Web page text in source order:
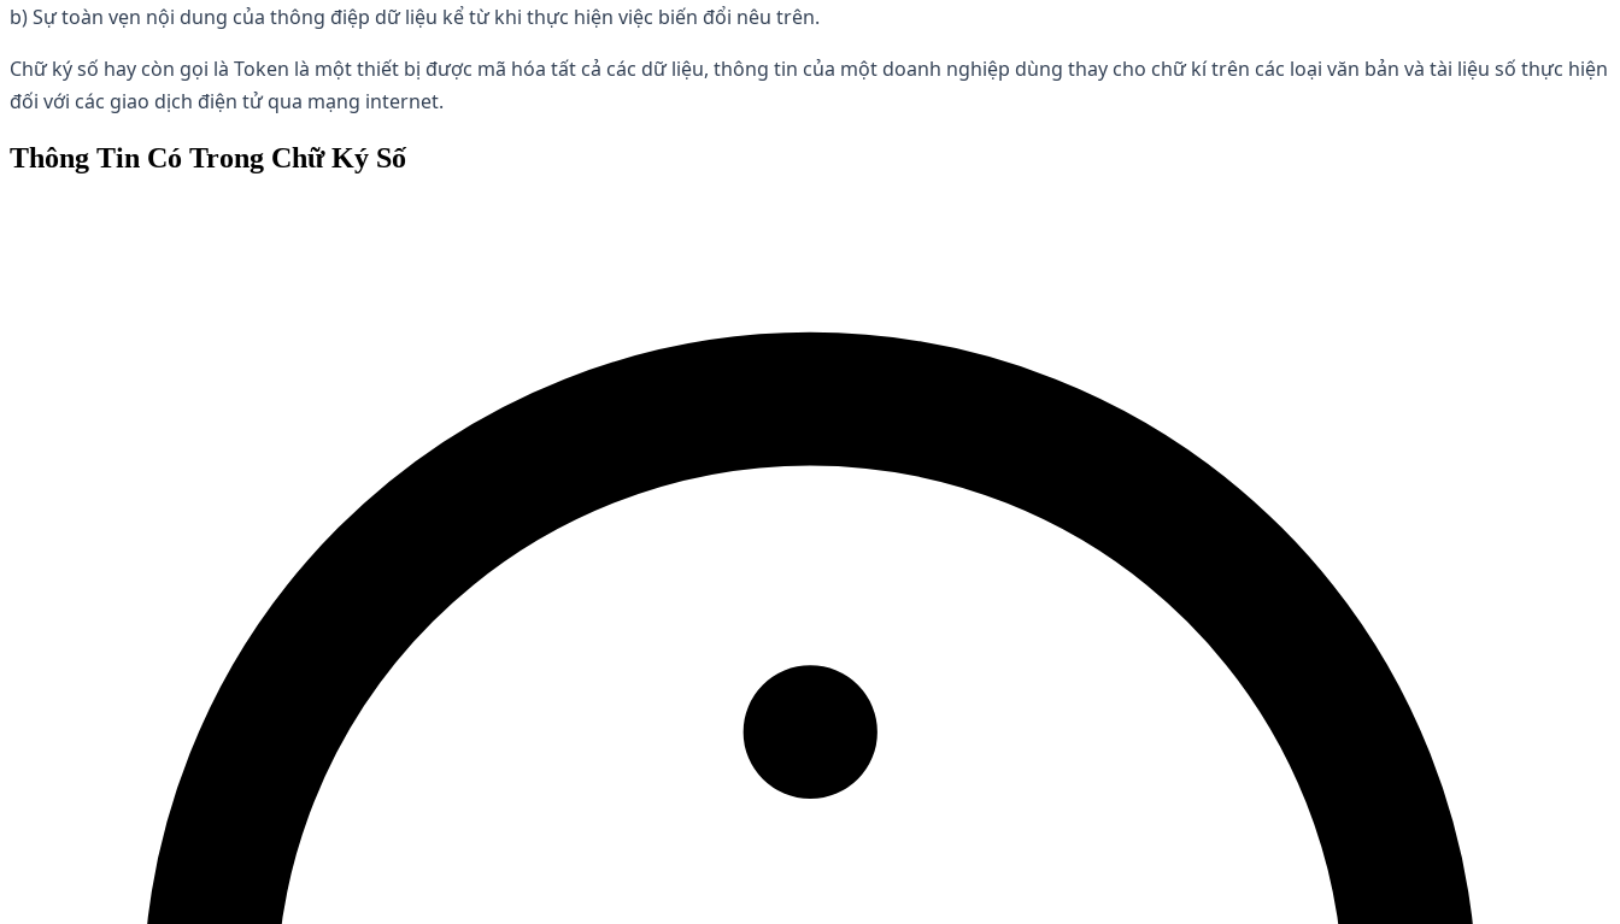
b)Sự toàn vẹn nội dung của thông điệp dữ liệu kể từ khi thực hiện việc biến đổi nêu trên.
Chữ ký số hay còn gọi là Token là một thiết bị được mã hóa tất cả các dữ liệu, thông tin của một doanh nghiệp dùng thay cho chữ kí trên các loại văn bản và tài liệu số thực hiện
đối với các giao dịch điện tử qua mạng internet.
Thông Tin Có Trong Chữ Ký Số